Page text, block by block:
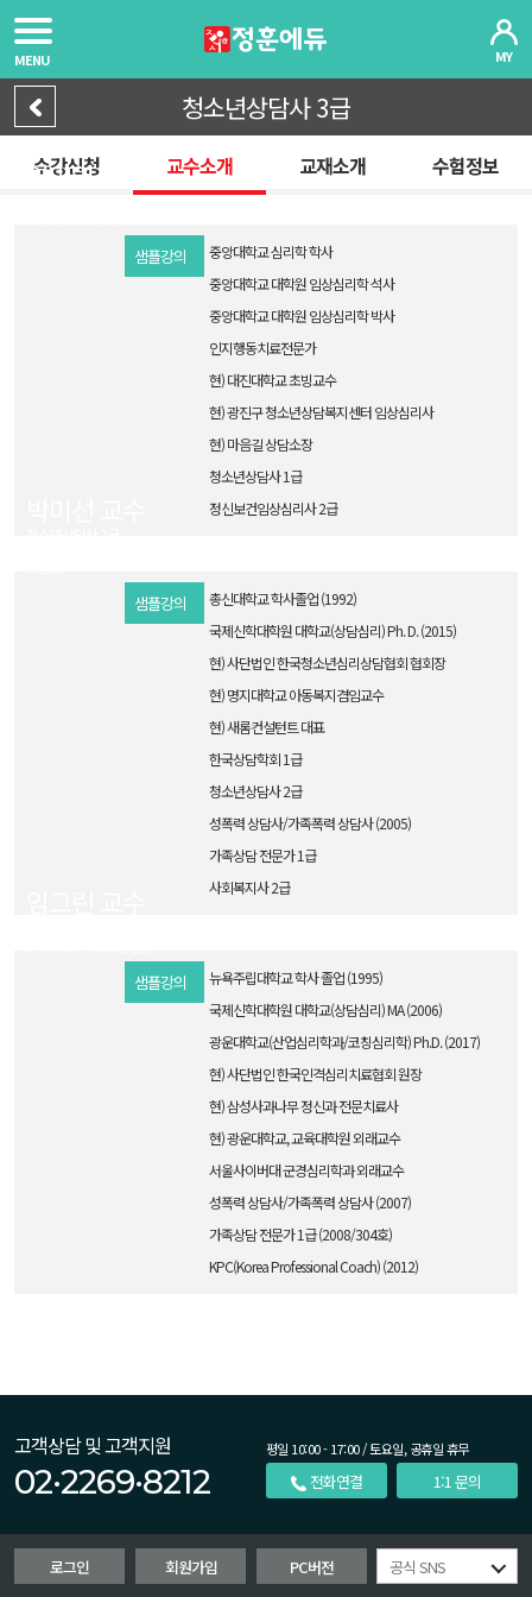
MENU MY
청소년상담사 3급
수강신청 교수소개 교재소개 수험정보
연미영 교수
샘플강의
중앙대학교 심리학 학사
중앙대학교 대학원 임상심리학 석사
중앙대학교 대학원 임상심리학 박사
인지행동치료전문가
현) 대진대학교 초빙교수
현) 광진구 청소년상담복지센터 임상심리사
현) 마음길 상담소장
청소년상담사 1급
정신보건임상심리사 2급
샘플강의
총신대학교 학사졸업 (1992)
국제신학대학원 대학교(상담심리) Ph. D. (2015)
현) 사단법인 한국청소년심리상담협회 협회장
현) 명지대학교 아동복지겸임교수
현) 새롬컨설턴트 대표
한국상담학회 1급
청소년상담사 2급
성폭력 상담사/가족폭력 상담사 (2005)
가족상담 전문가 1급
사회복지사 2급
샘플강의
뉴욕주립대학교 학사 졸업 (1995)
국제신학대학원 대학교(상담심리) MA (2006)
광운대학교(산업심리학과/코칭심리학) Ph.D. (2017)
현) 사단법인 한국인격심리치료협회 원장
현) 삼성사과나무 정신과 전문치료사
현) 광운대학교, 교육대학원 외래교수
서울사이버대 군경심리학과 외래교수
성폭력 상담사/가족폭력 상담사 (2007)
가족상담 전문가 1급 (2008/304호)
KPC(Korea Professional Coach) (2012)
고객상담 및 고객지원
02·2269·8212
평일 10:00 - 17:00 / 토요일, 공휴일 휴무
전화연결 1:1 문의
로그인 회원가입 PC버전 공식 SNS